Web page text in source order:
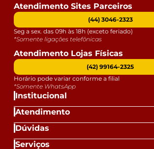
Institucional
Atendimento
Dúvidas
Serviços
Atendimento Sites Parceiros
(44) 3046-2323
Seg a sex. das 09h às 18h (exceto feriado)
*Somente ligações telefônicas
Atendimento Lojas Físicas
(42) 99164-2325
Horário pode variar conforme a filial
*Somente WhatsApp